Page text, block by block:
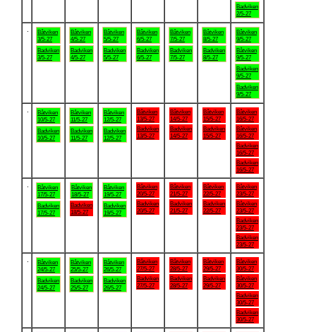
Badviken
2/5-27
Båtviken
3/5-27
Badviken
3/5-27
Båtviken
4/5-27
Badviken
4/5-27
Båtviken
5/5-27
Badviken
5/5-27
Båtviken
6/5-27
Badviken
6/5-27
Båtviken
7/5-27
Badviken
7/5-27
Båtviken
8/5-27
Badviken
8/5-27
Båtviken
9/5-27
Båtviken
9/5-27
Badviken
9/5-27
Badviken
9/5-27
Båtviken
10/5-27
Badviken
10/5-27
Båtviken
11/5-27
Badviken
11/5-27
Båtviken
12/5-27
Badviken
12/5-27
Båtviken
13/5-27
Badviken
13/5-27
Båtviken
14/5-27
Badviken
14/5-27
Båtviken
15/5-27
Badviken
15/5-27
Båtviken
16/5-27
Båtviken
16/5-27
Badviken
16/5-27
Badviken
16/5-27
Båtviken
17/5-27
Badviken
17/5-27
Båtviken
18/5-27
Badviken
18/5-27
Båtviken
19/5-27
Badviken
19/5-27
Båtviken
20/5-27
Badviken
20/5-27
Båtviken
21/5-27
Badviken
21/5-27
Båtviken
22/5-27
Badviken
22/5-27
Båtviken
23/5-27
Båtviken
23/5-27
Badviken
23/5-27
Badviken
23/5-27
Båtviken
24/5-27
Badviken
24/5-27
Båtviken
25/5-27
Badviken
25/5-27
Båtviken
26/5-27
Badviken
26/5-27
Båtviken
27/5-27
Badviken
27/5-27
Båtviken
28/5-27
Badviken
28/5-27
Båtviken
29/5-27
Badviken
29/5-27
Båtviken
30/5-27
Båtviken
30/5-27
Badviken
30/5-27
Badviken
30/5-27